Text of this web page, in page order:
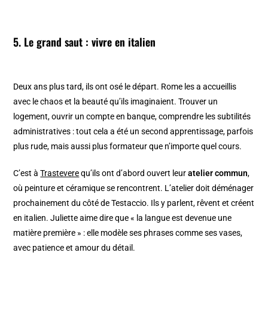
5. Le grand saut : vivre en italien
Deux ans plus tard, ils ont osé le départ. Rome les a accueillis
avec le chaos et la beauté qu’ils imaginaient. Trouver un
logement, ouvrir un compte en banque, comprendre les subtilités
administratives : tout cela a été un second apprentissage, parfois
plus rude, mais aussi plus formateur que n’importe quel cours.
C’est àTrasteverequ’ils ont d’abord ouvert leuratelier commun,
où peinture et céramique se rencontrent. L’atelier doit déménager
prochainement du côté de Testaccio. Ils y parlent, rêvent et créent
en italien. Juliette aime dire que « la langue est devenue une
matière première » : elle modèle ses phrases comme ses vases,
avec patience et amour du détail.